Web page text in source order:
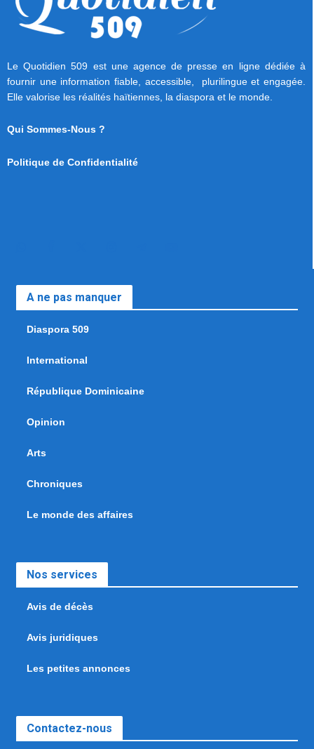
Le Quotidien 509 est une agence de presse en ligne dédiée à
fournir une information fiable, accessible, plurilingue et engagée.
Elle valorise les réalités haïtiennes, la diaspora et le monde.
Qui Sommes-Nous ?
Politique de Confidentialité
A ne pas manquer
Diaspora 509
International
République Dominicaine
Opinion
Arts
Chroniques
Le monde des affaires
Nos services
Avis de décès
Avis juridiques
Les petites annonces
Contactez-nous